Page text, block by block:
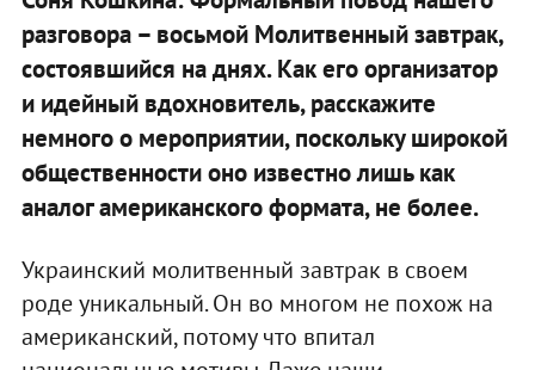
разговора – восьмой Молитвенный завтрак,
состоявшийся на днях. Как его организатор
и идейный вдохновитель, расскажите
немного о мероприятии, поскольку широкой
общественности оно известно лишь как
аналог американского формата, не более.
Украинский молитвенный завтрак в своем
роде уникальный. Он во многом не похож на
американский, потому что впитал